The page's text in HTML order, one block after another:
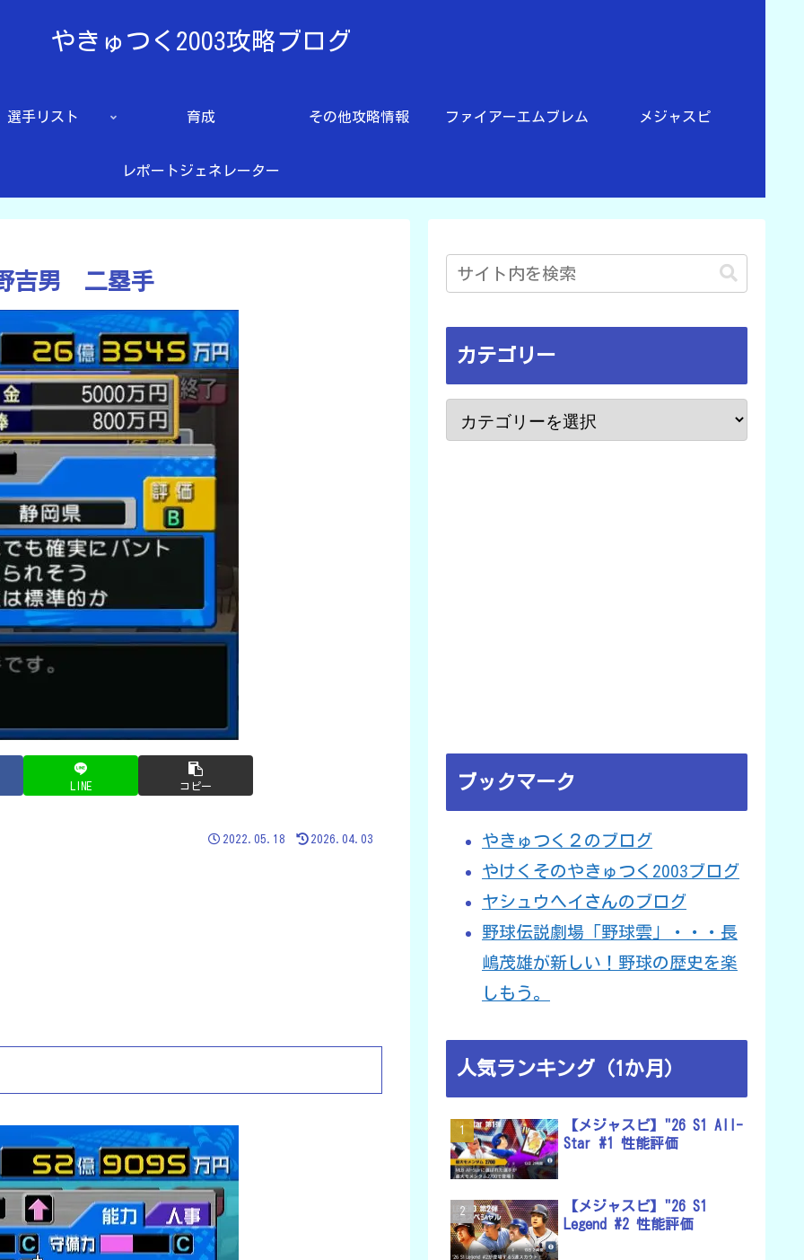
やきゅつく2003攻略ブログ
選手リスト 育成 その他攻略情報 ファイアーエムブレム メジャスピ
レポートジェネレーター
吉男 二塁手
LINE コピー
2022.05.18 2026.04.03
カテゴリー
ブックマーク
やきゅつく２のブログ
やけくそのやきゅつく2003ブログ
ヤシュウヘイさんのブログ
野球伝説劇場「野球雲」・・・長
嶋茂雄が新しい！野球の歴史を楽
しもう。
人気ランキング（1か月）
【メジャスピ】"26 S1 All-
Star #1 性能評価
【メジャスピ】"26 S1
Legend #2 性能評価